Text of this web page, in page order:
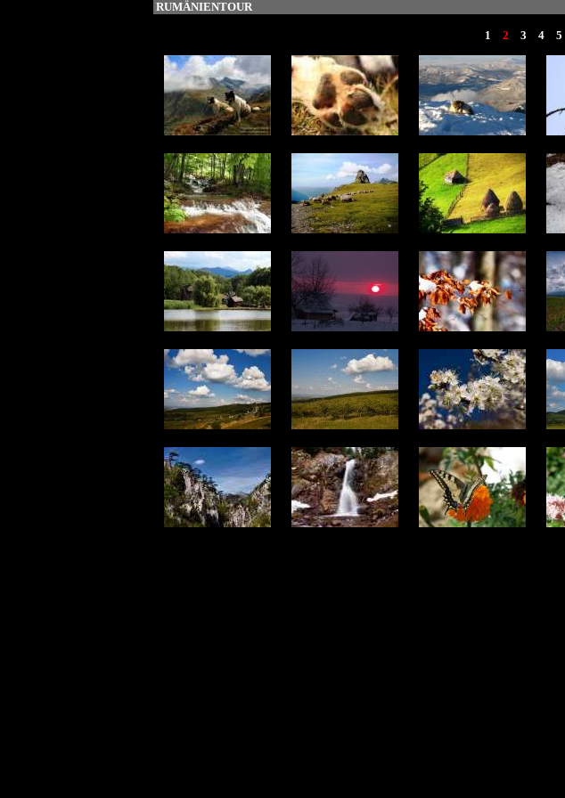
RUMÄNIENTOUR
1 2 3 4 5